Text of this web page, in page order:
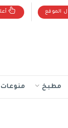
الموقع
مطبخ منوعات